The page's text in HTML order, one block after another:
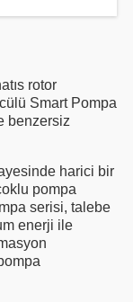
rotor
Smart Pompa
benzersiz
harici bir
pompa
serisi, talebe
enerji ile